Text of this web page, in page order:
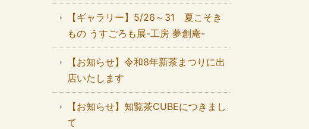
【ギャラリー】5/26～31 夏こそき
もの うすごろも展-工房 夢創庵-
【お知らせ】令和8年新茶まつりに出
店いたします
【お知らせ】知覧茶CUBEにつきまし
て